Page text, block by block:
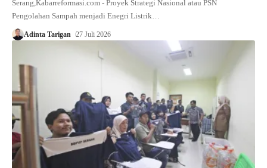
Serang,Kabarreformasi.com - Proyek Strategi Nasional atau PSN
Pengolahan Sampah menjadi Enegri Listrik…
Adinta Tarigan 27 Juli 2026